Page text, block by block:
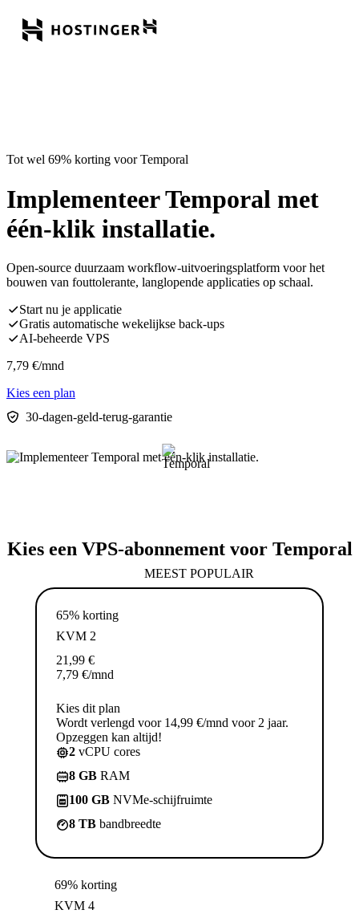
Tot wel 69% korting voor Temporal
Implementeer Temporal met
één-klik installatie.
Open-source duurzaam workflow-uitvoeringsplatform voor het
bouwen van fouttolerante, langlopende applicaties op schaal.
Start nu je applicatie
Gratis automatische wekelijkse back-ups
AI-beheerde VPS
7,79 €/mnd
Kies een plan
30-dagen-geld-terug-garantie
Kies een VPS-abonnement voor Temporal
MEEST POPULAIR
65% korting
KVM 2
21,99 €
7,79 €/mnd
Kies dit plan
Wordt verlengd voor 14,99 €/mnd voor 2 jaar.
Opzeggen kan altijd!
2 vCPU cores
8 GB RAM
100 GB NVMe-schijfruimte
8 TB bandbreedte
69% korting
KVM 4